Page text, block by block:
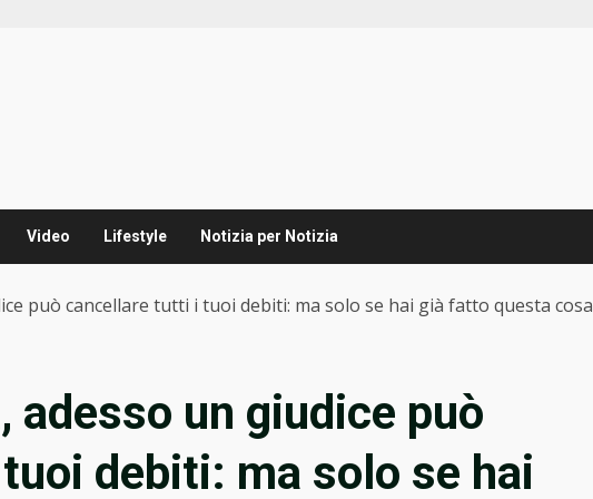
Video Lifestyle Notizia per Notizia
può cancellare tutti i tuoi debiti: ma solo se hai già fatto questa cosa
adesso un giudice può
debiti: ma solo se hai